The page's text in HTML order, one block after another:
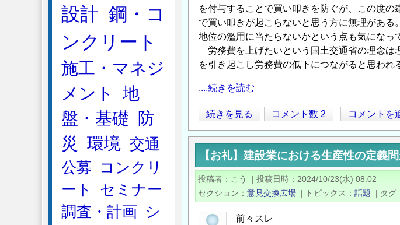
を付与することで買い叩きを防ぐが、この度
で買い叩きが起こらないと思う方に無理があ
地位の濫用に当たらないかという点も気になっ
労務費を上げたいという国土交通省の理念は
を引き起こし労務費の低下につながると思われ
....続きを読む
建
設
業
法
改
に
伴
続きを見る コメント数 2 コメントを
【お礼】建設業における生産性の定義
投稿者 こう | 投稿日時
2024/10/23(水) 08:02
セクション
意見交換広場 | トピックス 話題 | タグ
前々スレ
設計 鋼・コ
ンクリート
施工・マネジ
メント
地
盤・基礎
防
災
環境 交通
公募
コンクリ
ート
セミナー
調査・計画
シ